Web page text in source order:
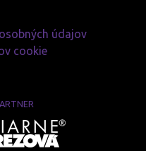
údajov
cookie